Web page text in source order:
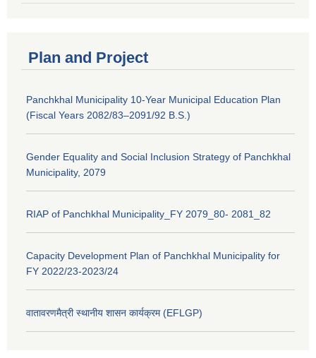
Plan and Project
Panchkhal Municipality 10-Year Municipal Education Plan
(Fiscal Years 2082/83–2091/92 B.S.)
Gender Equality and Social Inclusion Strategy of Panchkhal
Municipality, 2079
RIAP of Panchkhal Municipality_FY 2079_80- 2081_82
Capacity Development Plan of Panchkhal Municipality for
FY 2022/23-2023/24
वातावरणमैत्री स्थानीय शासन कार्यक्रम (EFLGP)